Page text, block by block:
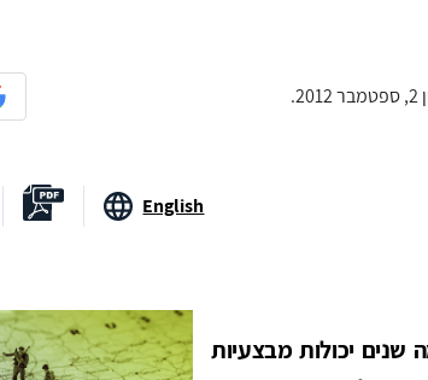
English
יכולות מבצעיות